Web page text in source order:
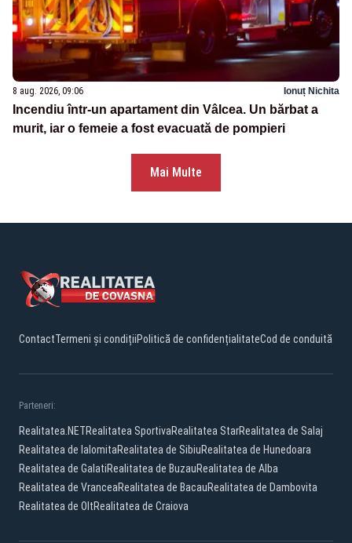
8 aug. 2026, 09:06 Ionuț Nichita
Incendiu într-un apartament din Vâlcea. Un bărbat a
murit, iar o femeie a fost evacuată de pompieri
Mai Multe
ContactTermeni și condițiiPolitică de confidențialitateCod de conduită
Parteneri:
Realitatea.NETRealitatea SportivaRealitatea StarRealitatea de Salaj
Realitatea de IalomitaRealitatea de SibiuRealitatea de Hunedoara
Realitatea de GalatiRealitatea de BuzauRealitatea de Alba
Realitatea de VranceaRealitatea de BacauRealitatea de Dambovita
Realitatea de OltRealitatea de Craiova